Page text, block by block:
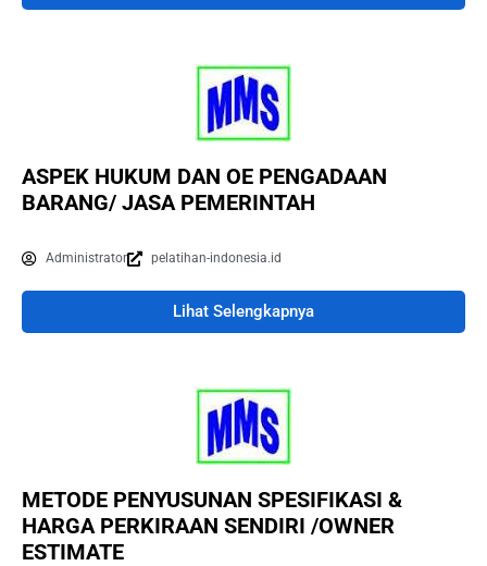
ASPEK HUKUM DAN OE PENGADAAN
BARANG/ JASA PEMERINTAH
Administrator pelatihan-indonesia.id
Lihat Selengkapnya
METODE PENYUSUNAN SPESIFIKASI &
HARGA PERKIRAAN SENDIRI /OWNER
ESTIMATE